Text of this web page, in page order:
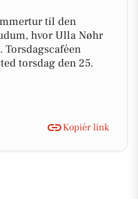
til den
hvor Ulla Nøhr
Torsdagscaféen
torsdag den 25.
Kopiér link